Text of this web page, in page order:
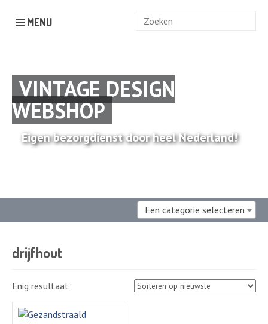
MENU
Zoek
VINTAGE DESIGN
WEBSHOP
Eigen bezorgdienst door heel Nederland!
Een categorie selecteren
drijfhout
Enig resultaat